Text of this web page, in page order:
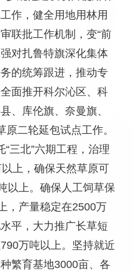
作，健全用地用林用
联批工作机制，变“前
对扎鲁特旗深化集体
的统筹跟进，推动专
面推开科尔沁区、科
、库伦旗、奈曼旗、
二轮延包试点工作。
三北”六期工程，治理
上，确保天然草原可
以上。确保人工饲草保
，产量稳定在2500万
平，大力推广长草短
万吨以上。坚持就近
繁育基地3000亩、各